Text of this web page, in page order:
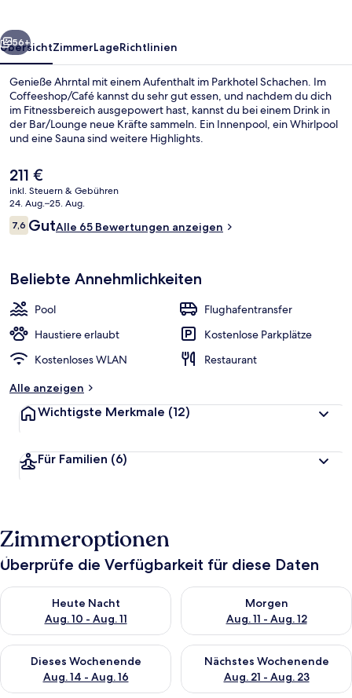
Weiter
56+
ÜbersichtZimmerLageRichtlinien
Genieße Ahrntal mit einem Aufenthalt im Parkhotel Schachen. Im
Coffeeshop/Café kannst du sehr gut essen, und nachdem du dich
im Fitnessbereich ausgepowert hast, kannst du bei einem Drink in
der Bar/Lounge neue Kräfte sammeln. Ein Innenpool, ein Whirlpool
und eine Sauna sind weitere Highlights.
Der
aktuelle
Preis
beträgt
211 €.
211 €
inkl. Steuern & Gebühren
24. Aug.–25. Aug.
Bewertungen
7,67,6 von 10.
GutAlle 65 Bewertungen anzeigen
Beliebte Annehmlichkeiten
Pool
Flughafentransfer
Haustiere erlaubt
Kostenlose Parkplätze
Kostenloses WLAN
Restaurant
Alle anzeigen
Wichtigste Merkmale (12)
Für Familien (6)
Zimmeroptionen
Überprüfe die Verfügbarkeit für diese Daten
Heute Nacht
Aug. 10 - Aug. 11
Überprüfe die Verfügbarkeit für heute Nacht, Aug. 10 - Aug.
Morgen
Aug. 11 - Aug. 12
Überprüfe die Verfügbarkeit
Dieses Wochenende
Aug. 14 - Aug. 16
Überprüfe die Verfügbarkeit für dieses Wochenende, Aug. 14
Nächstes Wochenende
Aug. 21 - Aug. 23
Überprüfe die Verfügbarkeit